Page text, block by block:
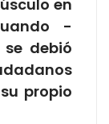
en
-
debió
propio